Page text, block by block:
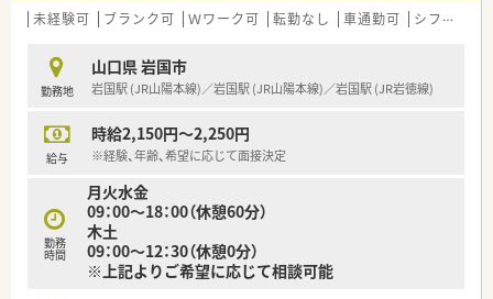
■山口県岩国市内にて地域密着型の2店舗を展開しており、各店
舗が車で5分圏内にあるため医薬品の融通や応援体制が非常に強
固です。
ートしており、家族経営ならではの風通しの良さと安定感がござ
います。
があればすぐに相談し解決できるバックアップ体制が整ってい
ます。
未経験可 ブランク可 Ｗワーク可 転勤なし 車通勤可 シフト制
勤務地
山口県 岩国市
岩国駅 (JR山陽本線)／岩国駅 (JR山陽本線)／岩国駅 (JR岩徳線)
給与
時給2,150円～2,250円
※経験、年齢、希望に応じて面接決定
勤務
時間
月火水金
09：00～18：00（休憩60分）
木土
09：00～12：30（休憩0分）
※上記よりご希望に応じて相談可能